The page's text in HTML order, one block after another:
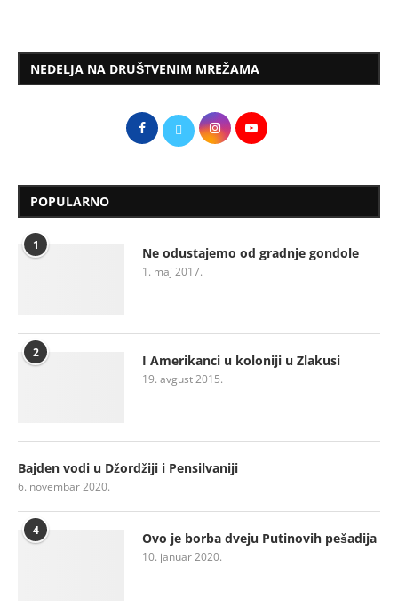
NEDELJA NA DRUŠTVENIM MREŽAMA
POPULARNO
1 Ne odustajemo od gradnje gondole
1. maj 2017.
2 I Amerikanci u koloniji u Zlakusi
19. avgust 2015.
Bajden vodi u Džordžiji i Pensilvaniji
6. novembar 2020.
4 Ovo je borba dveju Putinovih pešadija
10. januar 2020.